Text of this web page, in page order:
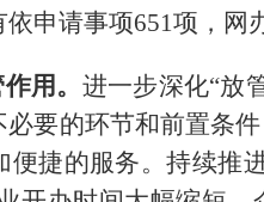
申请事项651项，网
用。 进一步深化“放
要的环节和前置条
便捷的服务。持续推